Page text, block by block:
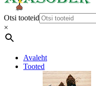
Otsi tooteid
×
Avaleht
Tooted